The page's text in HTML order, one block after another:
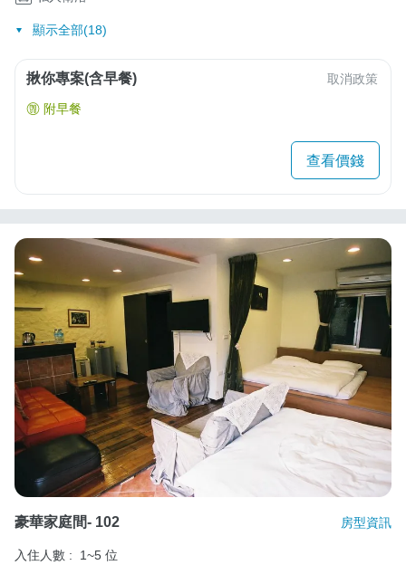
顯示全部(18)
揪你專案(含早餐) 取消政策
附早餐
查看價錢
豪華家庭間- 102 房型資訊
入住人數 : 1~5 位